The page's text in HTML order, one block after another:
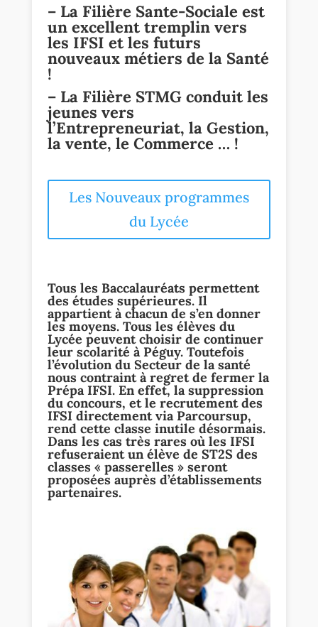
– La Filière Sante-Sociale est
un excellent tremplin vers
les IFSI et les futurs
nouveaux métiers de la Santé
!
– La Filière STMG conduit les
jeunes vers
l’Entrepreneuriat, la Gestion,
la vente, le Commerce … !
Les Nouveaux programmes
du Lycée
Tous les Baccalauréats permettent
des études supérieures. Il
appartient à chacun de s’en donner
les moyens. Tous les élèves du
Lycée peuvent choisir de continuer
leur scolarité à Péguy. Toutefois
l’évolution du Secteur de la santé
nous contraint à regret de fermer la
Prépa IFSI. En effet, la suppression
du concours, et le recrutement des
IFSI directement via Parcoursup,
rend cette classe inutile désormais.
Dans les cas très rares où les IFSI
refuseraient un élève de ST2S des
classes « passerelles » seront
proposées auprès d’établissements
partenaires.